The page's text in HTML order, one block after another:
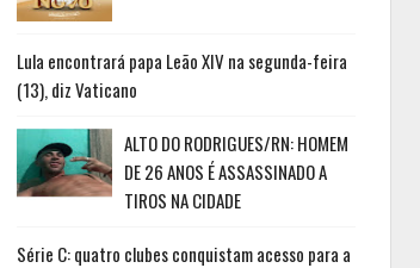
Lula encontrará papa Leão XIV na segunda-feira
(13), diz Vaticano
ALTO DO RODRIGUES/RN: HOMEM
DE 26 ANOS É ASSASSINADO A
TIROS NA CIDADE
Série C: quatro clubes conquistam acesso para a